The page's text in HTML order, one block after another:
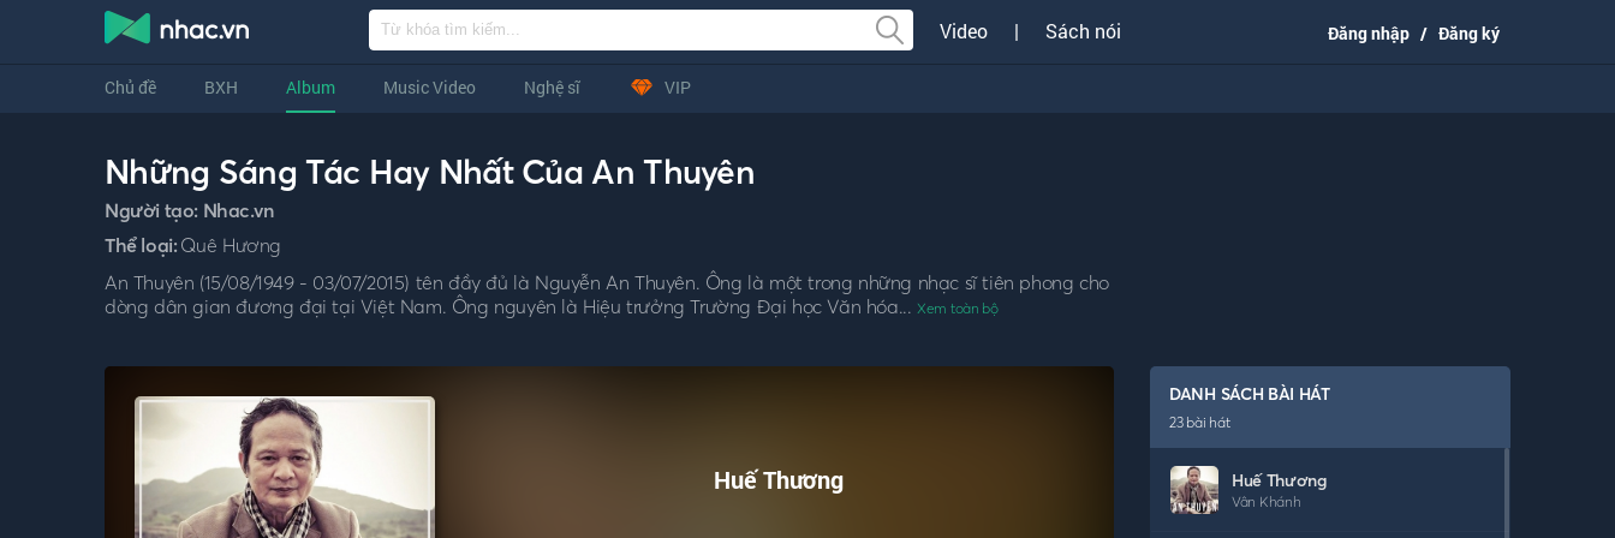
Video | Sách nói Đăng nhập / Đăng ký
Chủ đề BXH Album Music Video Nghệ sĩ VIP
Những Sáng Tác Hay Nhất Của An Thuyên
Người tạo: Nhac.vn
Thể loại: Quê Hương
An Thuyên (15/08/1949 - 03/07/2015) tên đầy đủ là Nguyễn An Thuyên. Ông là một trong những nhạc sĩ tiên phong cho
dòng dân gian đương đại tại Việt Nam. Ông nguyên là Hiệu trưởng Trường Đại học Văn hóa... Xem toàn bộ
Huế Thương
DANH SÁCH BÀI HÁT
23bài hát
Huế Thương
Vân Khánh